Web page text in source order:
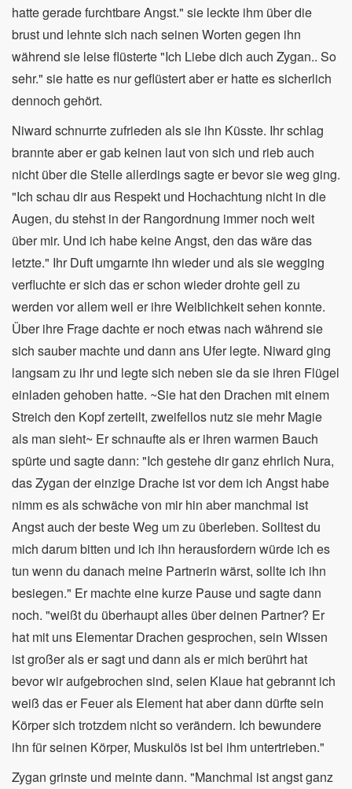
hatte gerade furchtbare Angst." sie leckte ihm über die
brust und lehnte sich nach seinen Worten gegen ihn
während sie leise flüsterte "Ich Liebe dich auch Zygan.. So
sehr." sie hatte es nur geflüstert aber er hatte es sicherlich
dennoch gehört.
Niward schnurrte zufrieden als sie ihn Küsste. Ihr schlag
brannte aber er gab keinen laut von sich und rieb auch
nicht über die Stelle allerdings sagte er bevor sie weg ging.
"Ich schau dir aus Respekt und Hochachtung nicht in die
Augen, du stehst in der Rangordnung immer noch weit
über mir. Und ich habe keine Angst, den das wäre das
letzte." Ihr Duft umgarnte ihn wieder und als sie wegging
verfluchte er sich das er schon wieder drohte geil zu
werden vor allem weil er ihre Weiblichkeit sehen konnte.
Über ihre Frage dachte er noch etwas nach während sie
sich sauber machte und dann ans Ufer legte. Niward ging
langsam zu ihr und legte sich neben sie da sie ihren Flügel
einladen gehoben hatte. ~Sie hat den Drachen mit einem
Streich den Kopf zerteilt, zweifellos nutz sie mehr Magie
als man sieht~ Er schnaufte als er ihren warmen Bauch
spürte und sagte dann: "Ich gestehe dir ganz ehrlich Nura,
das Zygan der einzige Drache ist vor dem ich Angst habe
nimm es als schwäche von mir hin aber manchmal ist
Angst auch der beste Weg um zu überleben. Solltest du
mich darum bitten und ich ihn herausfordern würde ich es
tun wenn du danach meine Partnerin wärst, sollte ich ihn
besiegen." Er machte eine kurze Pause und sagte dann
noch. "weißt du überhaupt alles über deinen Partner? Er
hat mit uns Elementar Drachen gesprochen, sein Wissen
ist großer als er sagt und dann als er mich berührt hat
bevor wir aufgebrochen sind, seien Klaue hat gebrannt ich
weiß das er Feuer als Element hat aber dann dürfte sein
Körper sich trotzdem nicht so verändern. Ich bewundere
ihn für seinen Körper, Muskulös ist bei ihm untertrieben."
Zygan grinste und meinte dann. "Manchmal ist angst ganz